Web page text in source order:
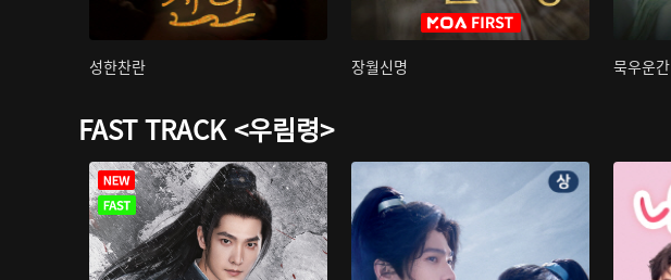
성한찬란 장월신명 묵우운간
FAST TRACK <우림령>